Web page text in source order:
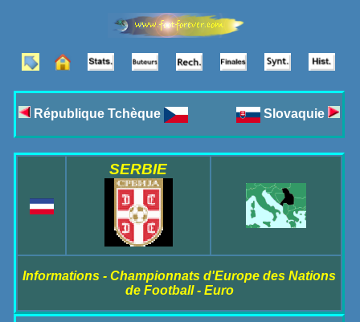
République Tchèque Slovaquie
SERBIE
Informations - Championnats d'Europe des Nations
de Football - Euro